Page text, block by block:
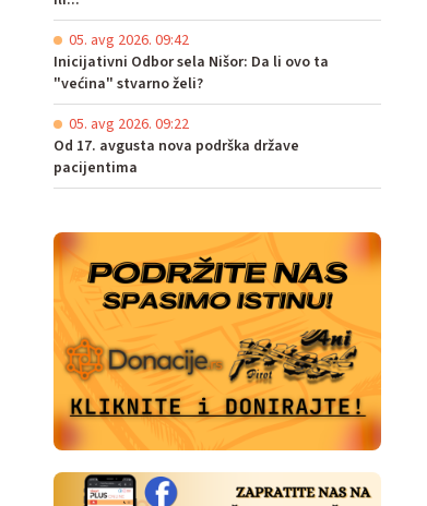
05. avg 2026. 09:42
Inicijativni Odbor sela Nišor: Da li ovo ta
"većina" stvarno želi?
05. avg 2026. 09:22
Od 17. avgusta nova podrška države
pacijentima